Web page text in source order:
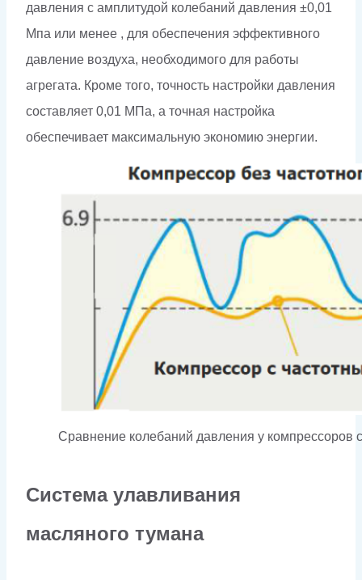
давления с амплитудой колебаний давления ±0,01
Мпа или менее , для обеспечения эффективного
давление воздуха, необходимого для работы
агрегата. Кроме того, точность настройки давления
составляет 0,01 МПа, а точная настройка
обеспечивает максимальную экономию энергии.
Сравнение колебаний давления у компрессоров
Система улавливания
масляного тумана